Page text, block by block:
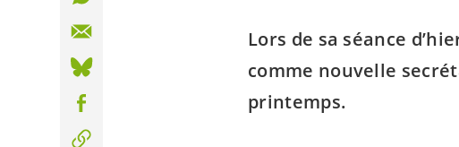
Lors de sa séance
comme nouvelle
printemps.